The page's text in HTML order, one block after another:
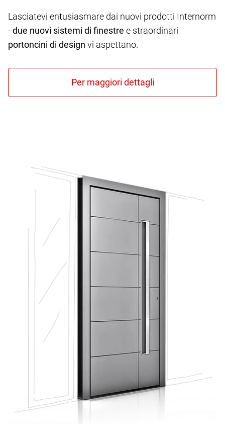
Lasciatevi entusiasmare dai nuovi prodotti Internorm
-due nuovi sistemi di finestre e straordinari
portoncini di design vi aspettano.